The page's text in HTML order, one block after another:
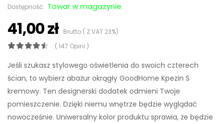
Dostępność: Towar w magazynie
41,00 złBrutto ( Z VAT 23%)
( 147 Opini )
Jeśli szukasz stylowego oświetlenia do swoich czterech
ścian, to wybierz abażur okrągły GoodHome Kpezin S
kremowy. Ten designerski dodatek odmieni Twoje
pomieszczenie. Dzięki niemu wnętrze będzie wyglądać
nowocześnie. Uniwersalny kolor produktu sprawia, że będzie